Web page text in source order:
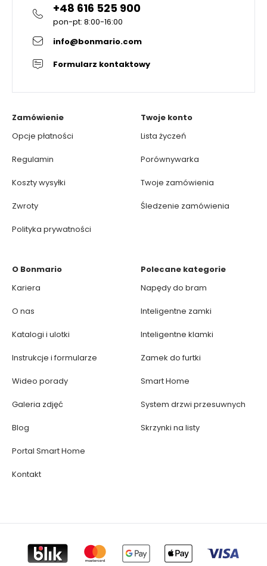
+48 616 525 900
pon-pt: 8:00-16:00
info@bonmario.com
Formularz kontaktowy
Zamówienie
Opcje płatności
Regulamin
Koszty wysyłki
Zwroty
Polityka prywatności
Twoje konto
Lista życzeń
Porównywarka
Twoje zamówienia
Śledzenie zamówienia
O Bonmario
Kariera
O nas
Katalogi i ulotki
Instrukcje i formularze
Wideo porady
Galeria zdjęć
Blog
Portal Smart Home
Kontakt
Polecane kategorie
Napędy do bram
Inteligentne zamki
Inteligentne klamki
Zamek do furtki
Smart Home
System drzwi przesuwnych
Skrzynki na listy